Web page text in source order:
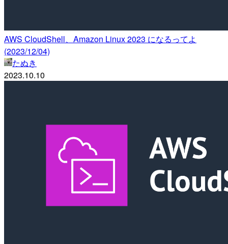
AWS CloudShell、Amazon Linux 2023 になるってよ
(2023/12/04)
たぬき
2023.10.10